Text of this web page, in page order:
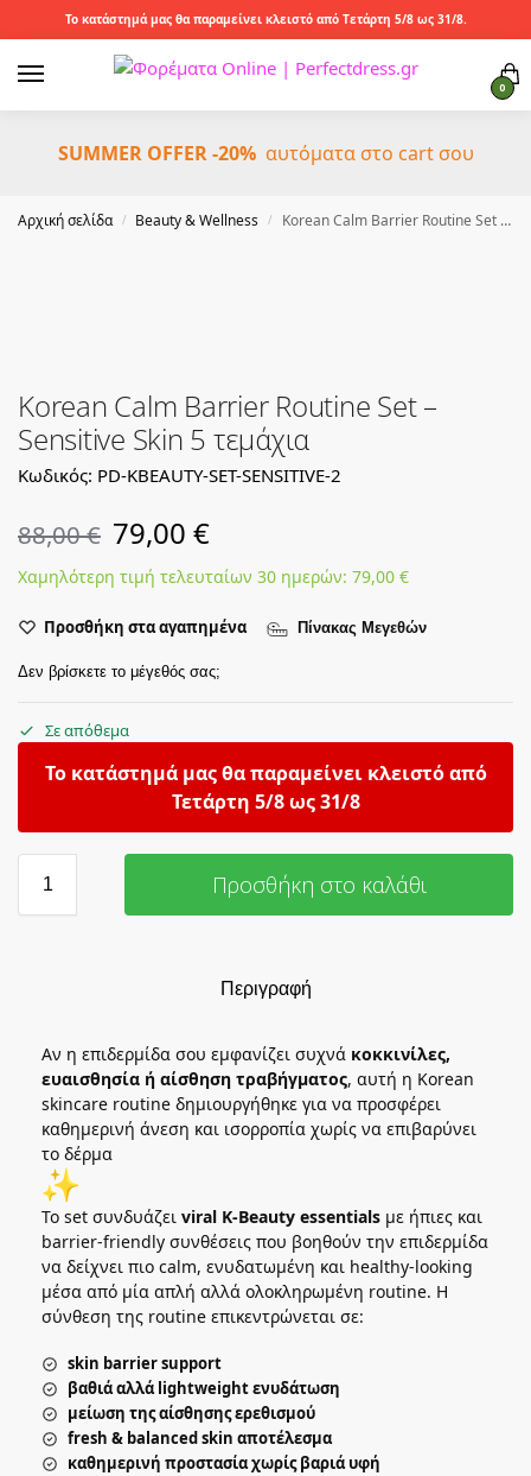
Το κατάστημά μας θα παραμείνει κλειστό από Τετάρτη 5/8 ως 31/8.
0
SUMMER OFFER -20%αυτόματα στο cart σου
Αρχική σελίδα / Beauty & Wellness / Korean Calm Barrier Routine Set – Sensitive Skin 5 τεμάχια
Korean Calm Barrier Routine Set –
Sensitive Skin 5 τεμάχια
Κωδικός: PD-KBEAUTY-SET-SENSITIVE-2
88,00€ 79,00 €
Χαμηλότερη τιμή τελευταίων 30 ημερών: 79,00 €
Προσθήκη στα αγαπημένα Πίνακας Μεγεθών
Δεν βρίσκετε το μέγεθός σας;
Σε απόθεμα
Το κατάστημά μας θα παραμείνει κλειστό από
Τετάρτη 5/8 ως 31/8
Προσθήκη στο καλάθι
Περιγραφή
Αν η επιδερμίδα σου εμφανίζει συχνά κοκκινίλες,
ευαισθησία ή αίσθηση τραβήγματος, αυτή η Korean
skincare routine δημιουργήθηκε για να προσφέρει
καθημερινή άνεση και ισορροπία χωρίς να επιβαρύνει
το δέρμα
Το set συνδυάζει viral K-Beauty essentials με ήπιες και
barrier-friendly συνθέσεις που βοηθούν την επιδερμίδα
να δείχνει πιο calm, ενυδατωμένη και healthy-looking
μέσα από μία απλή αλλά ολοκληρωμένη routine. Η
σύνθεση της routine επικεντρώνεται σε:
skin barrier support
βαθιά αλλά lightweight ενυδάτωση
μείωση της αίσθησης ερεθισμού
fresh & balanced skin αποτέλεσμα
καθημερινή προστασία χωρίς βαριά υφή